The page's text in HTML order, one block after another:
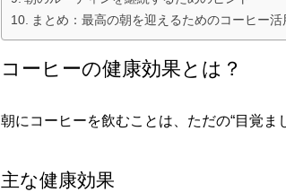
まとめ：最高の朝を迎えるためのコーヒー活
コーヒーの健康効果とは？
朝にコーヒーを飲むことは、ただの“目覚ま
主な健康効果